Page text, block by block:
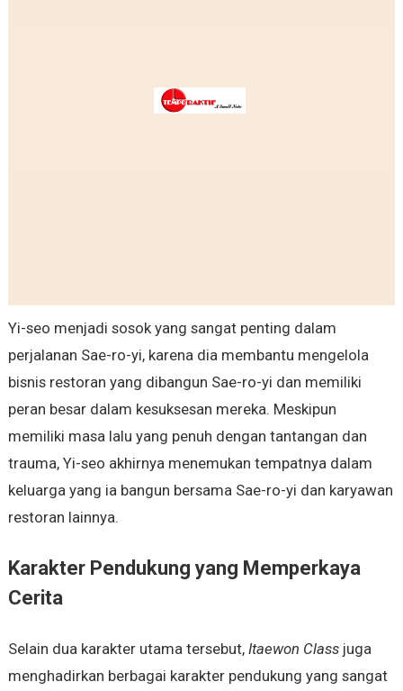
Yi-seo menjadi sosok yang sangat penting dalam
perjalanan Sae-ro-yi, karena dia membantu mengelola
bisnis restoran yang dibangun Sae-ro-yi dan memiliki
peran besar dalam kesuksesan mereka. Meskipun
memiliki masa lalu yang penuh dengan tantangan dan
trauma, Yi-seo akhirnya menemukan tempatnya dalam
keluarga yang ia bangun bersama Sae-ro-yi dan karyawan
restoran lainnya.
Karakter Pendukung yang Memperkaya
Cerita
Selain dua karakter utama tersebut, Itaewon Classjuga
menghadirkan berbagai karakter pendukung yang sangat